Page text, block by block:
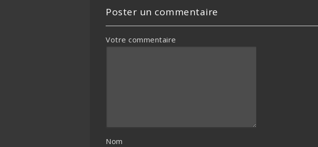
Poster un commentaire
Votre commentaire
Nom